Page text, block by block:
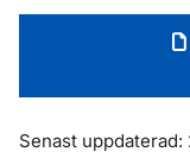
Om sidan
Senast